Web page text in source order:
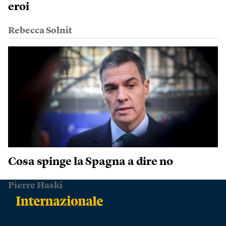
eroi
Rebecca Solnit
Cosa spinge la Spagna a dire no
Pierre Haski